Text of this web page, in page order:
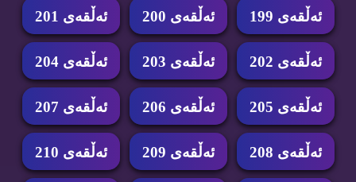
ئه‌ڵقه‌ی 199 ئه‌ڵقه‌ی 200 ئه‌ڵقه‌ی 201
ئه‌ڵقه‌ی 202 ئه‌ڵقه‌ی 203 ئه‌ڵقه‌ی 204
ئه‌ڵقه‌ی 205 ئه‌ڵقه‌ی 206 ئه‌ڵقه‌ی 207
ئه‌ڵقه‌ی 208 ئه‌ڵقه‌ی 209 ئه‌ڵقه‌ی 210